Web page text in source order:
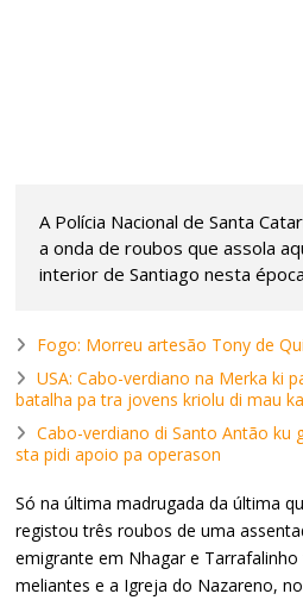
A Polícia Nacional de Santa
a onda de roubos que assola
interior de Santiago nesta
Fogo: Morreu artesão Tony de
USA: Cabo-verdiano na Merka ki
batalha pa tra jovens kriolu di mau
Cabo-verdiano di Santo Antão ku
sta pidi apoio pa operason
Só na última madrugada da última
registou três roubos de uma
emigrante em Nhagar e Tarrafalinho
meliantes e a Igreja do Nazareno,